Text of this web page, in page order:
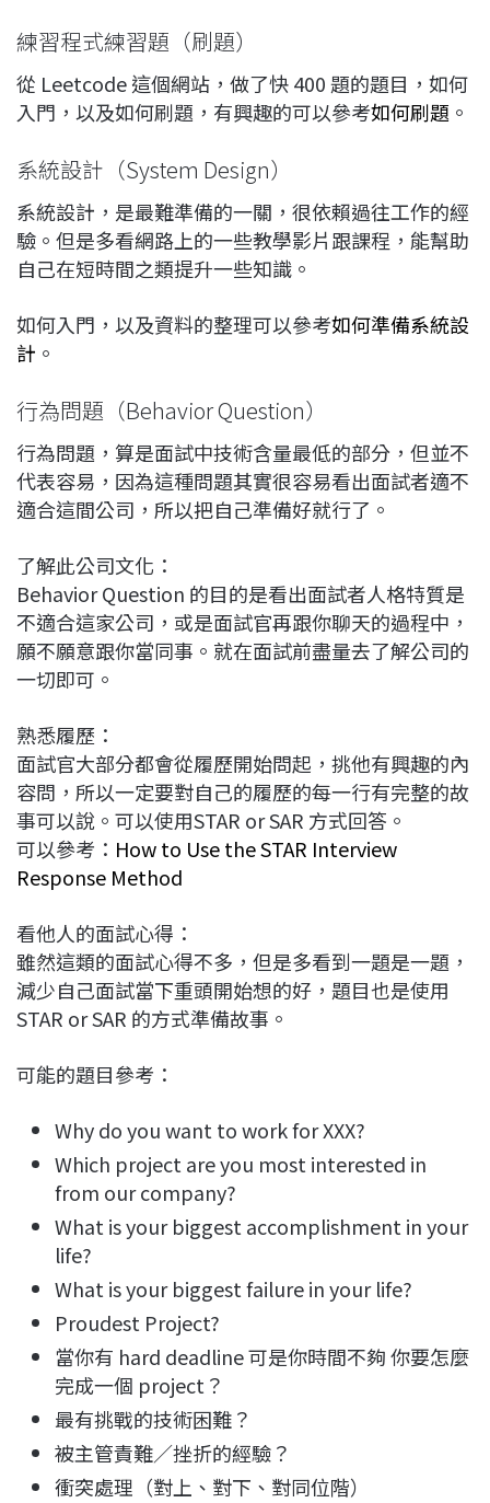
練習程式練習題（刷題）
從 Leetcode 這個網站，做了快 400 題的題目，如何
入門，以及如何刷題，有興趣的可以參考如何刷題 。
系統設計（System Design）
系統設計，是最難準備的一關，很依賴過往工作的經
驗。但是多看網路上的一些教學影片跟課程，能幫助
自己在短時間之類提升一些知識。
如何入門，以及資料的整理可以參考如何準備系統設
計 。
行為問題（Behavior Question）
行為問題，算是面試中技術含量最低的部分，但並不
代表容易，因為這種問題其實很容易看出面試者適不
適合這間公司，所以把自己準備好就行了。
了解此公司文化：
Behavior Question 的目的是看出面試者人格特質是
不適合這家公司，或是面試官再跟你聊天的過程中，
願不願意跟你當同事。就在面試前盡量去了解公司的
一切即可。
熟悉履歷：
面試官大部分都會從履歷開始問起，挑他有興趣的內
容問，所以一定要對自己的履歷的每一行有完整的故
事可以說。可以使用STAR or SAR 方式回答。
可以參考： How to Use the STAR Interview
Response Method
看他人的面試心得：
雖然這類的面試心得不多，但是多看到一題是一題，
減少自己面試當下重頭開始想的好，題目也是使用
STAR or SAR 的方式準備故事。
可能的題目參考：
Why do you want to work for XXX?
Which project are you most interested in
from our company?
What is your biggest accomplishment in your
life?
What is your biggest failure in your life?
Proudest Project?
當你有 hard deadline 可是你時間不夠 你要怎麼
完成一個 project？
最有挑戰的技術困難？
被主管責難／挫折的經驗？
衝突處理（對上、對下、對同位階）